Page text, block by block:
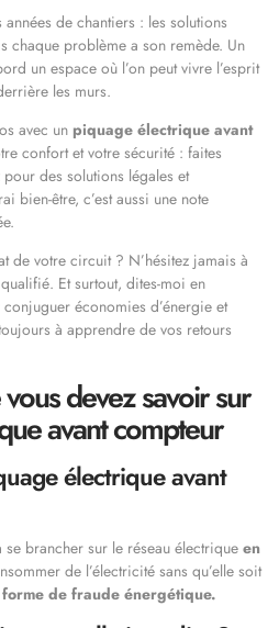
de chantiers : les solutions
chaque problème a son remède. Un
un espace où l’on peut vivre l’esprit
les murs.
avec un piquage électrique avant
confort et votre sécurité : faites
des solutions légales et
bien-être, c’est aussi une note
de votre circuit ? N’hésitez jamais à
Et surtout, dites-moi en
économies d’énergie et
à apprendre de vos retours
devez savoir sur
avant compteur
électrique avant
brancher sur le réseau électrique en
de l’électricité sans qu’elle soit
forme de fraude énergétique.